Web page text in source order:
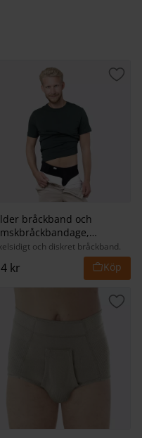
i favoriter
bråckband och
och diskret bråckband.
kr
i favoriter